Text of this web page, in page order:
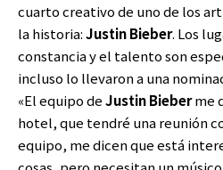
cuarto creativo de uno de los
la historia:Justin Bieber. Los
constancia y el talento son
incluso lo llevaron a una
«El equipo deJustin Bieberme
hotel, que tendré una reunión
equipo, me dicen que está